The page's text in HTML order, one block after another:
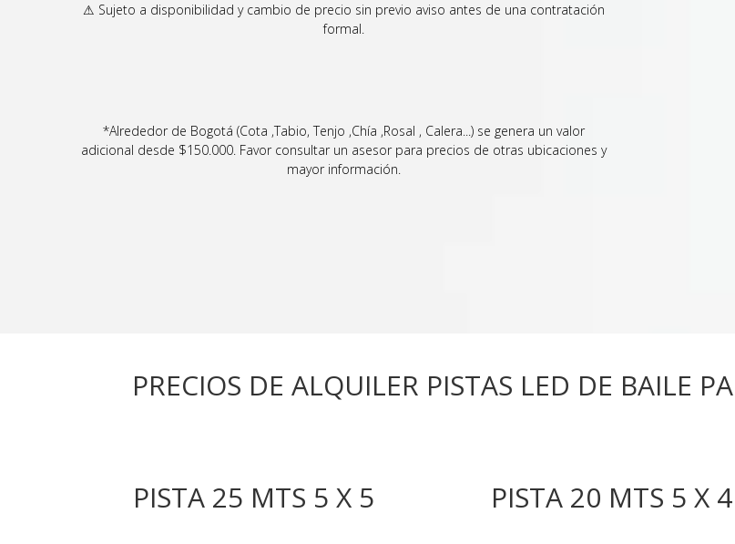
⚠ Sujeto a disponibilidad y cambio de precio sin previo aviso antes de una contratación
formal.
*Alrededor de Bogotá (Cota ,Tabio, Tenjo ,Chía ,Rosal , Calera...) se genera un valor
adicional desde $150.000. Favor consultar un asesor para precios de otras ubicaciones y
mayor información.
PRECIOS DE ALQUILER PISTAS LED DE BAILE
PISTA 25 MTS 5 X 5 PISTA 20 MTS 5 X 4